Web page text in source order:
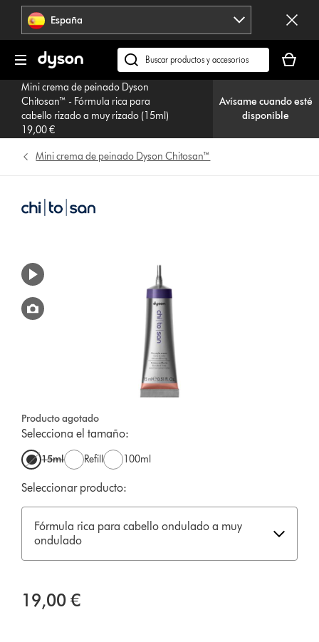
Omitir
navegación España
Buscar
en
dyson.es
cesta
está
Mini crema de peinado Dyson
Chitosan™ - Fórmula rica para
cabello rizado a muy rizado (15ml)
19,00 €
Avísame cuando esté
disponible
Mini crema de peinado Dyson Chitosan™
Producto agotado
Selecciona el tamaño:
15ml Refill 100ml
Seleccionar producto:
Fórmula rica para cabello ondulado a muy
ondulado
19,00 €